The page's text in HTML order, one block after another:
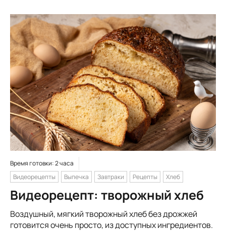
Время готовки: 2 часа
Видеорецепты
Выпечка Завтраки Рецепты Хлеб
Видеорецепт: творожный хлеб
Воздушный, мягкий творожный хлеб без дрожжей
готовится очень просто, из доступных ингредиентов.